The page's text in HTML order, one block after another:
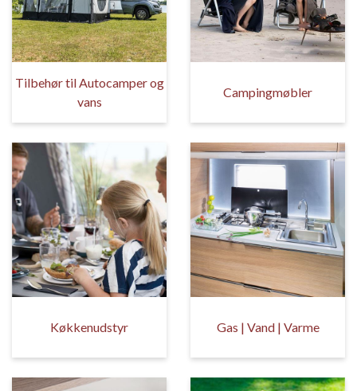
Tilbehør til Autocamper og
vans
Campingmøbler
Køkkenudstyr Gas | Vand | Varme